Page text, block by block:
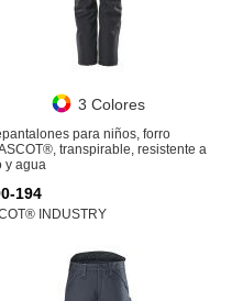
3 Colores
para niños, forro
transpirable, resistente a
y agua
194
INDUSTRY